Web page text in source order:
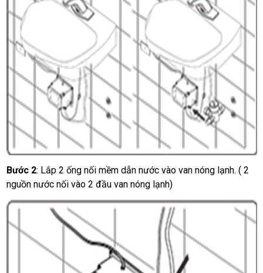
Bước 2: Lắp 2 ống nối mềm dẫn nước vào van nóng lạnh. ( 2
nguồn nước nối vào 2 đầu van nóng lạnh)